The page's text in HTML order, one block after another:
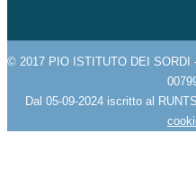
© 2017 PIO ISTITUTO DEI SORDI
Dal 05-09-2024 iscritto al